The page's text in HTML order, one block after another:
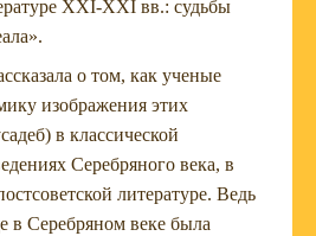
XXI-XXI вв.: судьбы
о том, как ученые
изображения этих
в классической
Серебряного века, в
литературе. Ведь
в Серебряном веке была